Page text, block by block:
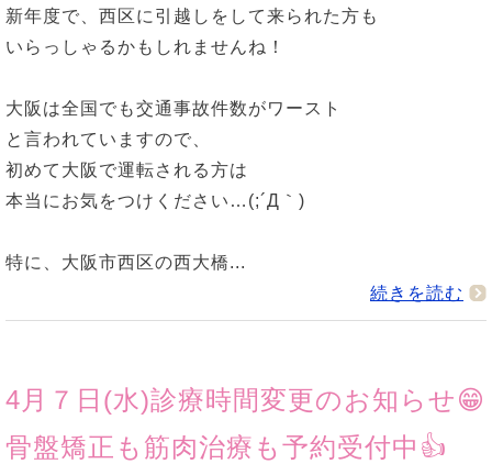
新年度で、西区に引越しをして来られた方も
いらっしゃるかもしれませんね！
大阪は全国でも交通事故件数がワースト
と言われていますので、
初めて大阪で運転される方は
本当にお気をつけください…(;´Д｀)
特に、大阪市西区の西大橋...
続きを読む
4月７日(水)診療時間変更のお知らせ😁
骨盤矯正も筋肉治療も予約受付中👍